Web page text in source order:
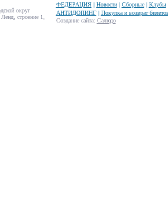
округ
строение 1,
ФЕДЕРАЦИЯ| Новости| Сборные| Клубы
АНТИДОПИНГ| Покупка и возврат
Создание сайта: Салюдо